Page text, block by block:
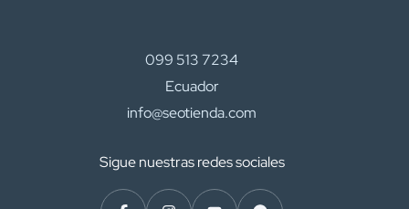
099 513 7234
Ecuador
info@seotienda.com
Sigue nuestras redes sociales